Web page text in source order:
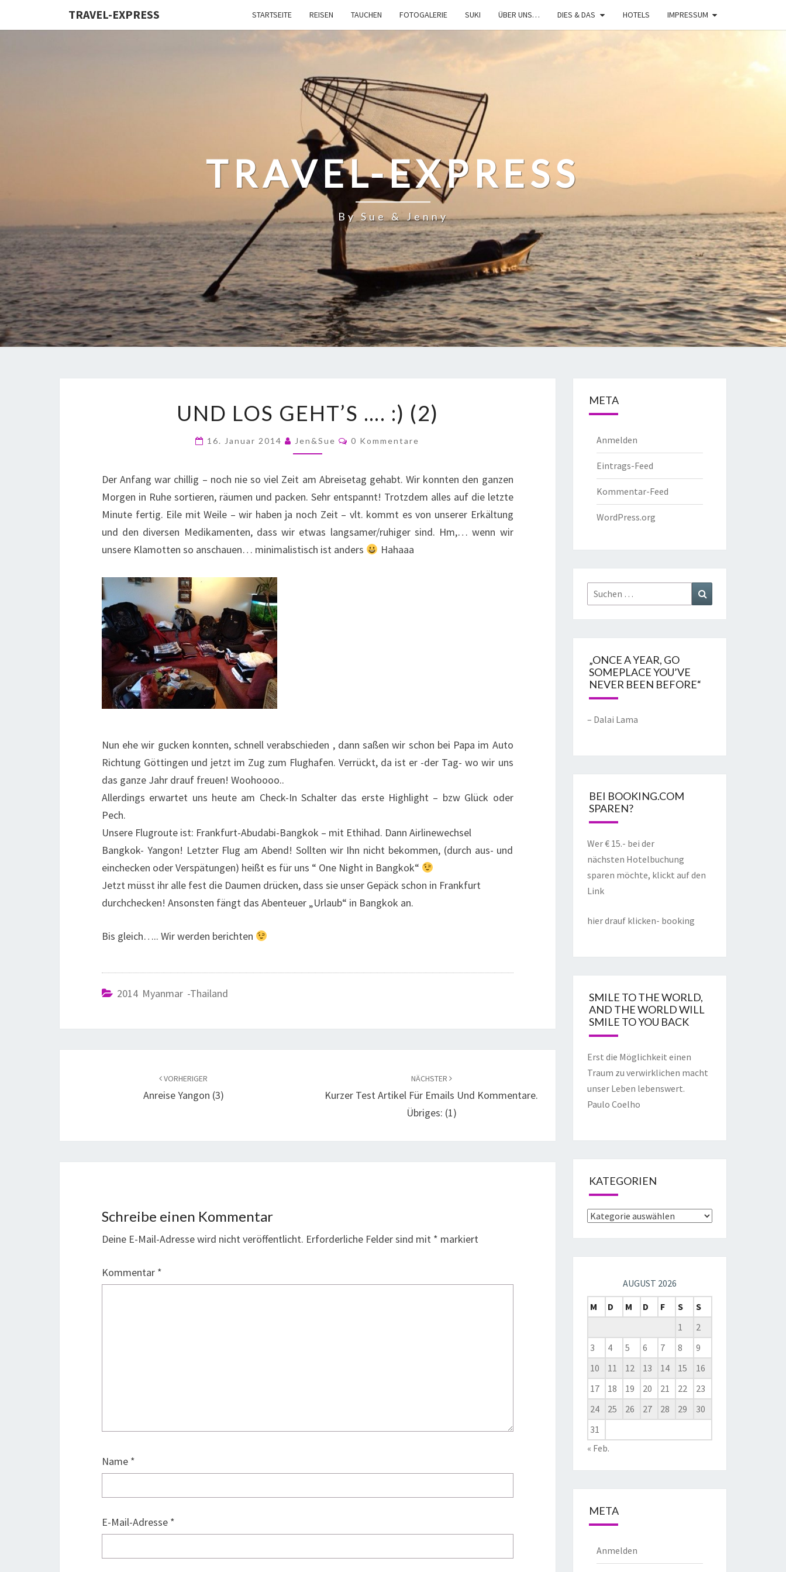
TRAVEL-EXPRESS STARTSEITE REISEN TAUCHEN FOTOGALERIE SUKI ÜBER UNS… DIES & DAS HOTELS IMPRESSUM
TRAVEL-EXPRESS
By Sue & Jenny
UND LOS GEHT’S …. :) (2)
16. Januar 2014 Jen&Sue 0 Kommentare
Der Anfang war chillig – noch nie so viel Zeit am Abreisetag gehabt. Wir konnten den ganzen
Morgen in Ruhe sortieren, räumen und packen. Sehr entspannt! Trotzdem alles auf die letzte
Minute fertig. Eile mit Weile – wir haben ja noch Zeit – vlt. kommt es von unserer Erkältung
und den diversen Medikamenten, dass wir etwas langsamer/ruhiger sind. Hm,… wenn wir
unsere Klamotten so anschauen… minimalistisch ist anders
Hahaaa
Nun ehe wir gucken konnten, schnell verabschieden , dann saßen wir schon bei Papa im Auto
Richtung Göttingen und jetzt im Zug zum Flughafen. Verrückt, da ist er -der Tag- wo wir uns
das ganze Jahr drauf freuen! Woohoooo..
Allerdings erwartet uns heute am Check-In Schalter das erste Highlight – bzw Glück oder
Pech.
Unsere Flugroute ist: Frankfurt-Abudabi-Bangkok – mit Ethihad. Dann Airlinewechsel
Bangkok- Yangon! Letzter Flug am Abend! Sollten wir Ihn nicht bekommen, (durch aus- und
einchecken oder Verspätungen) heißt es für uns “ One Night in Bangkok“
Jetzt müsst ihr alle fest die Daumen drücken, dass sie unser Gepäck schon in Frankfurt
durchchecken! Ansonsten fängt das Abenteuer „Urlaub“ in Bangkok an.
Bis gleich….. Wir werden berichten
2014 Myanmar -Thailand
VORHERIGER
Anreise Yangon (3)
NÄCHSTER
Kurzer Test Artikel Für Emails Und Kommentare.
Übriges: (1)
Schreibe einen Kommentar
Deine E-Mail-Adresse wird nicht veröffentlicht. Erforderliche Felder sind mit * markiert
Kommentar *
Name *
E-Mail-Adresse *
META
Anmelden
Eintrags-Feed
Kommentar-Feed
WordPress.org
„ONCE A YEAR, GO
SOMEPLACE YOU’VE
NEVER BEEN BEFORE“
– Dalai Lama
BEI BOOKING.COM
SPAREN?
Wer € 15.- bei der
nächsten Hotelbuchung
sparen möchte, klickt auf den
Link
hier drauf klicken- booking
SMILE TO THE WORLD,
AND THE WORLD WILL
SMILE TO YOU BACK
Erst die Möglichkeit einen
Traum zu verwirklichen macht
unser Leben lebenswert.
Paulo Coelho
KATEGORIEN
AUGUST 2026
M
D M D F S
S
1
2
3
4 5 6 7 8
9
10
11 12 13 14 15
16
17
18 19 20 21 22
23
24
25 26 27 28 29
30
31
« Feb.
META
Anmelden